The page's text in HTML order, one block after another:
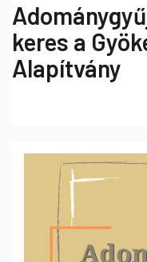
keres a
Alapítvány